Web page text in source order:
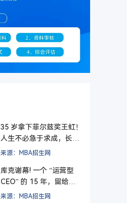
35 岁拿下菲尔兹奖王虹！
人生不必急于求成，长期
主义终有回响
来源：MBA招生网
库克谢幕! 一个 “运营型
CEO” 的 15 年，留给管
理者的最后一课
来源：MBA招生网